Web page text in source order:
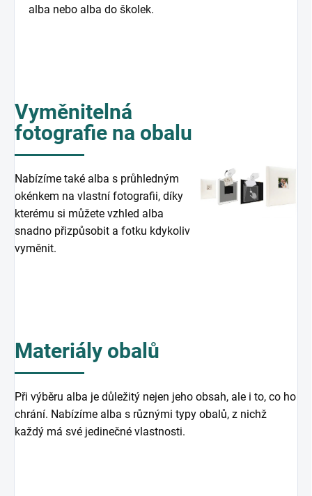
alba nebo alba do školek.
Vyměnitelná
fotografie na obalu
Nabízíme také alba s průhledným
okénkem na vlastní fotografii, díky
kterému si můžete vzhled alba
snadno přizpůsobit a fotku kdykoliv
vyměnit.
Materiály obalů
Při výběru alba je důležitý nejen jeho obsah, ale i to, co ho
chrání. Nabízíme alba s různými typy obalů, z nichž
každý má své jedinečné vlastnosti.